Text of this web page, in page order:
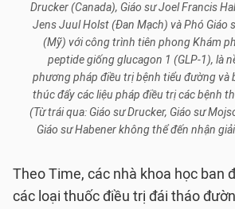
Drucker (Canada), Giáo sư Joel Francis
Jens Juul Holst (Đan Mạch) và Phó Giáo
(Mỹ) với công trình tiên phong Khám
peptide giống glucagon 1 (GLP-1), là
phương pháp điều trị bệnh tiểu đường và
thúc đẩy các liệu pháp điều trị các bệnh
(Từ trái qua: Giáo sư Drucker, Giáo sư
Giáo sư Habener không thể đến nhận
Theo Time, các nhà khoa học ban
các loại thuốc điều trị đái tháo